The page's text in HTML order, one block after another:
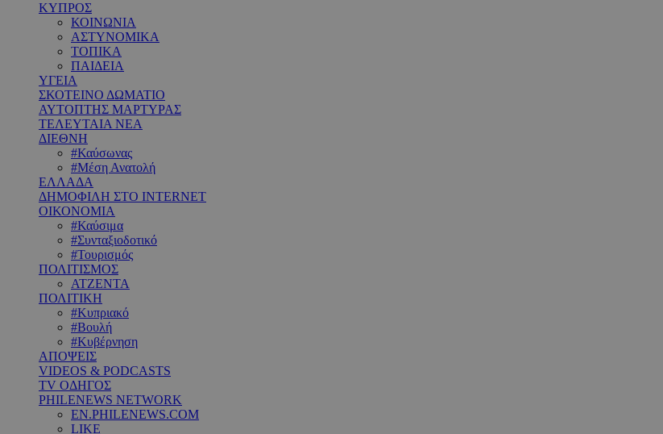
ΚΥΠΡΟΣ
ΚΟΙΝΩΝΙΑ
ΑΣΤΥΝΟΜΙΚΑ
ΤΟΠΙΚΑ
ΠΑΙΔΕΙΑ
ΥΓΕΙΑ
ΣΚΟΤΕΙΝΟ ΔΩΜΑΤΙΟ
ΑΥΤΟΠΤΗΣ ΜΑΡΤΥΡΑΣ
ΤΕΛΕΥΤΑΙΑ ΝΕΑ
ΔΙΕΘΝΗ
#Καύσωνας
#Μέση Ανατολή
ΕΛΛΑΔΑ
ΔΗΜΟΦΙΛΗ ΣΤΟ INTERNET
ΟΙΚΟΝΟΜΙΑ
#Καύσιμα
#Συνταξιοδοτικό
#Τουρισμός
ΠΟΛΙΤΙΣΜΟΣ
ΑΤΖΕΝΤΑ
ΠΟΛΙΤΙΚΗ
#Κυπριακό
#Βουλή
#Κυβέρνηση
ΑΠΟΨΕΙΣ
VIDEOS & PODCASTS
TV ΟΔΗΓΟΣ
PHILENEWS NETWORK
EN.PHILENEWS.COM
LIKE